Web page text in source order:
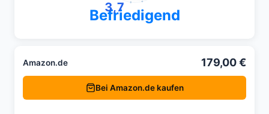
3,7
Befriedigend
Amazon.de 179,00 €
Bei Amazon.de kaufen